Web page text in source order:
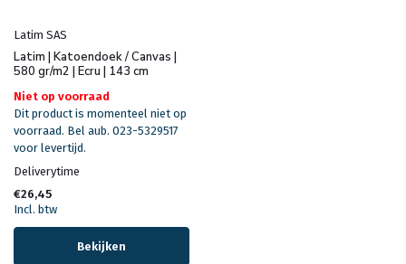
Latim SAS
Latim | Katoendoek / Canvas |
580 gr/m2 | Ecru | 143 cm
Niet op voorraad
Dit product is momenteel niet op
voorraad. Bel aub. 023-5329517
voor levertijd.
Deliverytime
€26,45
Incl. btw
Bekijken